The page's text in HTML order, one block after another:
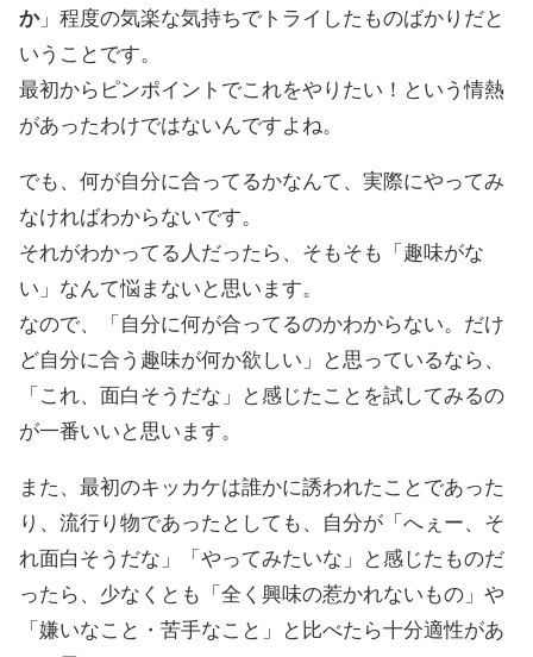
か」程度の気楽な気持ちでトライしたものばかりだと
いうことです。
最初からピンポイントでこれをやりたい！という情熱
があったわけではないんですよね。
でも、何が自分に合ってるかなんて、実際にやってみ
なければわからないです。
それがわかってる人だったら、そもそも「趣味がな
い」なんて悩まないと思います。
なので、「自分に何が合ってるのかわからない。だけ
ど自分に合う趣味が何か欲しい」と思っているなら、
「これ、面白そうだな」と感じたことを試してみるの
が一番いいと思います。
また、最初のキッカケは誰かに誘われたことであった
り、流行り物であったとしても、自分が「へぇー、そ
れ面白そうだな」「やってみたいな」と感じたものだ
ったら、少なくとも「全く興味の惹かれないもの」や
「嫌いなこと・苦手なこと」と比べたら十分適性があ